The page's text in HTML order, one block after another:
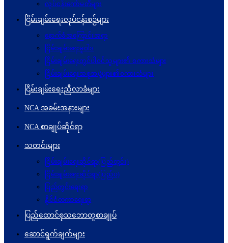
လုပ်ငန်းကော်မတီများ
ငြိမ်းချမ်းရေးလုပ်ငန်းစဉ်များ
နောက်ခံအကြောင်းအရာ
ငြိမ်းချမ်းရေးမူဝါဒ
ငြိမ်းချမ်းရေးတွင်ပါဝင်သူများ၏ စကားသံများ
ငြိမ်းချမ်းရေးအစုအဖွဲ့များ၏စကားသံများ
ငြိမ်းချမ်းရေးညီလာခံများ
NCA အခမ်းအနားများ
NCA စာချုပ်ဆိုင်ရာ
သတင်းများ
ငြိမ်းချမ်းရေးဆိုင်ရာ(ပြည်တွင်း)
ငြိမ်းချမ်းရေးဆိုင်ရာ(ပြည်ပ)
ပြည်တွင်းရေးရာ
နိုင်ငံတကာရေးရာ
ပြည်ထောင်စုသဘောတူစာချုပ်
ဆောင်ရွက်ချက်များ